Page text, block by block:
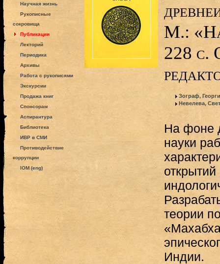
Научная жизнь
Рукописные
сокровища
Публикации
Лекторий
Периодика
Архивы
Работа с рукописями
Экскурсии
Продажа книг
Спонсорам
Аспирантура
Библиотека
ИВР в СМИ
Противодействие
коррупции
IOM (eng)
М.:
228 с.
Зограф,
Невелева,
На фоне
науки
открытий
теории
Индии.